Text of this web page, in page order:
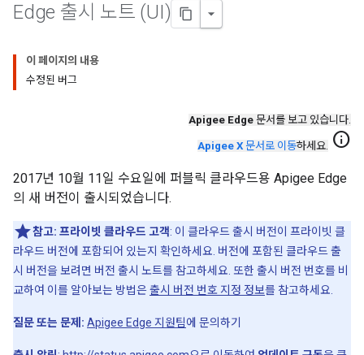
Edge 출시 노트 (UI)
이 페이지의 내용
수정된 버그
Apigee Edge 문서를 보고 있습니다.
Apigee X 문서로 이동하세요. info
2017년 10월 11일 수요일에 퍼블릭 클라우드용 Apigee Edge
의 새 버전이 출시되었습니다.
참고: 프라이빗 클라우드 고객: 이 클라우드 출시 버전이 프라이빗 클
라우드 버전에 포함되어 있는지 확인하세요. 버전에 포함된 클라우드 출
시 버전을 보려면 버전 출시 노트를 참고하세요. 또한 출시 버전 번호를 비
교하여 이를 알아보는 방법은출시 버전 번호 지정 정보를 참고하세요.
질문 또는 문제: Apigee Edge 지원팀에 문의하기